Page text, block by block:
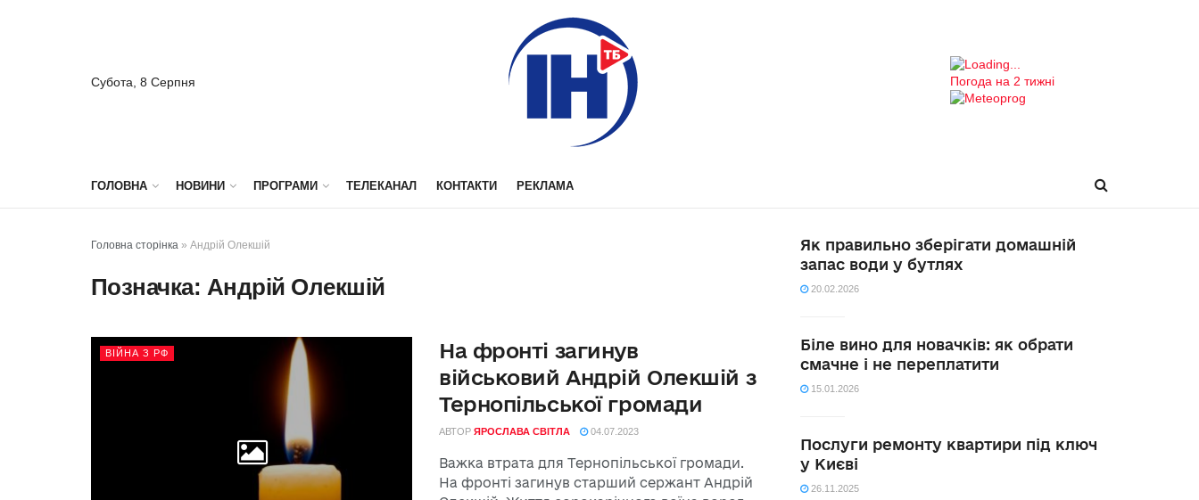
Субота, 8 Серпня Погода на 2 тижні
ГОЛОВНА НОВИНИ ПРОГРАМИ ТЕЛЕКАНАЛ КОНТАКТИ РЕКЛАМА
Головна сторінка » Андрій Олекшій
Позначка: Андрій Олекшій
ВІЙНА З РФ
На фронті загинув
військовий Андрій Олекшій з
Тернопільської громади
АВТОР ЯРОСЛАВА СВІТЛА 04.07.2023
Важка втрата для Тернопільської громади.
На фронті загинув старший сержант Андрій
Як правильно зберігати домашній
запас води у бутлях
20.02.2026
Біле вино для новачків: як обрати
смачне і не переплатити
15.01.2026
Послуги ремонту квартири під ключ
у Києві
26.11.2025